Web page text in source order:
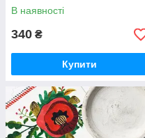
В наявності
340 ₴
Купити